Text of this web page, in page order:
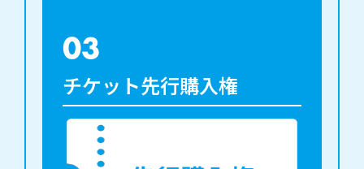
03
チケット先行購入権